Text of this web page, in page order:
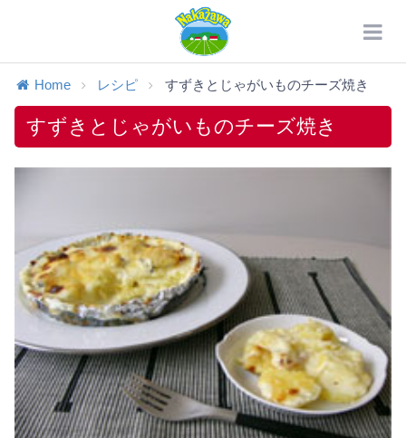
Home レシピ すずきとじゃがいものチーズ焼き
すずきとじゃがいものチーズ焼き